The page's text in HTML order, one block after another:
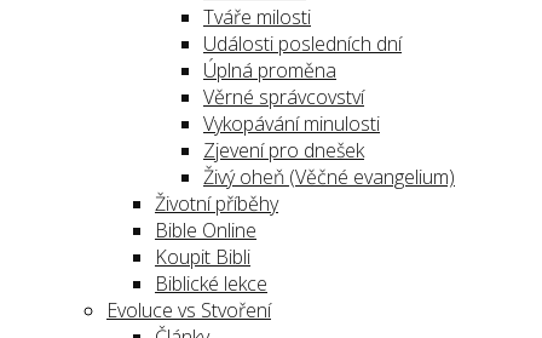
Tváře milosti
Události posledních dní
Úplná proměna
Věrné správcovství
Vykopávání minulosti
Zjevení pro dnešek
Živý oheň (Věčné evangelium)
Životní příběhy
Bible Online
Koupit Bibli
Biblické lekce
Evoluce vs Stvoření